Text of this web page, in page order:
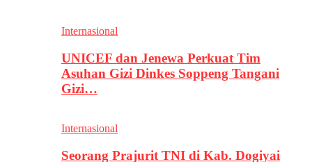
Internasional
UNICEF dan Jenewa Perkuat Tim
Asuhan Gizi Dinkes Soppeng Tangani
Gizi…
Internasional
Seorang Prajurit TNI di Kab. Dogiyai